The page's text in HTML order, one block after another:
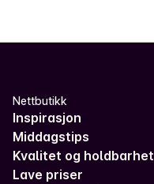
Nettbutikk
Inspirasjon
Middagstips
Kvalitet og holdbarhet
Lave priser